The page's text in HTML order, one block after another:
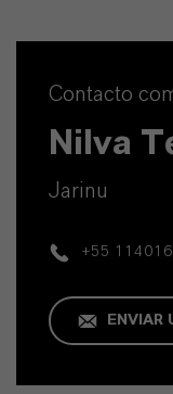
Contacto
Nilva
Jarinu
+55
ENVIAR